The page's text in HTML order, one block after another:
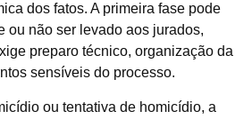
dos fatos. A primeira fase pode
ou não ser levado aos jurados,
preparo técnico, organização da
sensíveis do processo.
ou tentativa de homicídio, a